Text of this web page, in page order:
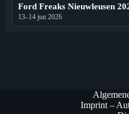
Ford Freaks Nieuwleusen
13–14 jun 2026
Imprint –